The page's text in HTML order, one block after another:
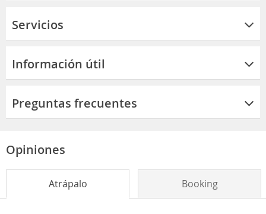
Servicios
Información útil
Preguntas frecuentes
Opiniones
Atrápalo Booking